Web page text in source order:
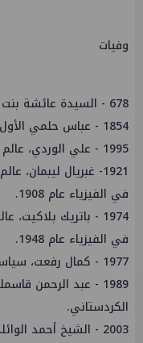
وفيات
678 - السيدة عائشة بنت أبي بكر، زوجة الرسول محمد.
1854 - عباس حلمي الأول، والي مصر.
1995 - علي الوردي، عالم اجتماع ومؤرخ عراقي.
1921- غبريال
في الفيزياء عام 1908.
1974 - باتريك
في الفيزياء عام 1948.
1977 - كمال رفعت، سياسي وعسكري مصري.
1989 - عبد الرحمن
الكردستاني.
2003 - الشيخ أحمد الوائلي، خطيب ورجل دين عراقي.